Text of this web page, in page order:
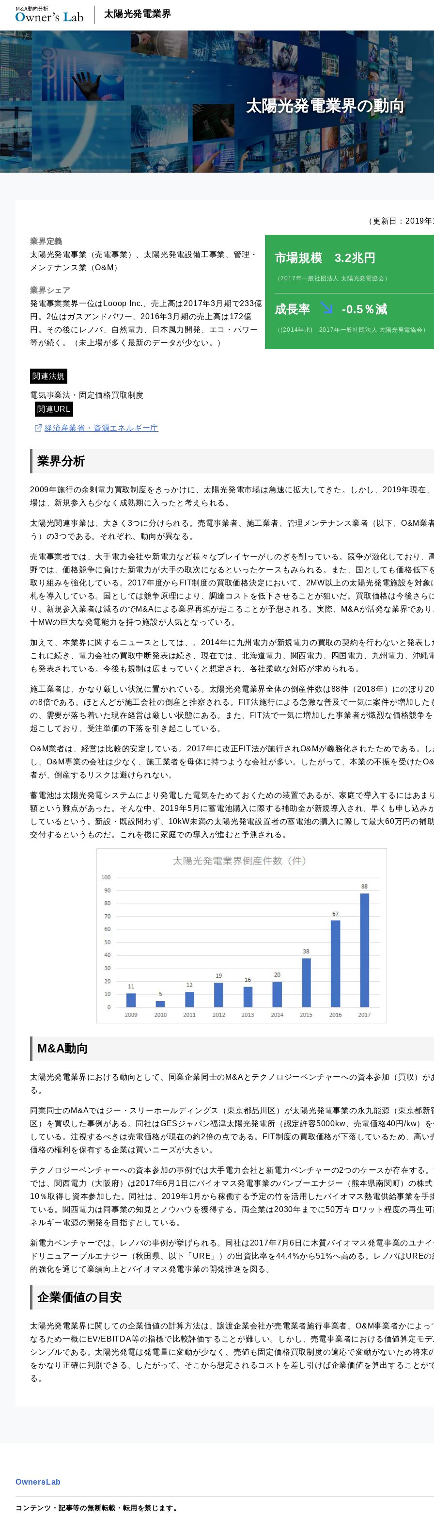
太陽光発電業界
太陽光発電業界の動向
（更新日：2019
業界定義
太陽光発電事業（売電事業）、太陽光発電設備工事業、管理・
メンテナンス業（O&M）
業界シェア
発電事業業界一位はLooop Inc.、売上高は2017年3月期で233億
円。2位はガスアンドパワー、2016年3月期の売上高は172億
円。その後にレノバ、自然電力、日本風力開発、エコ・パワー
等が続く。（未上場が多く最新のデータが少ない。）
市場規模 3.2兆円
（2017年一般社団法人 太陽光発電協会）
成長率 -0.5％減
（(2014年比) 2017年一般社団法人 太陽光発電協会）
関連法規
電気事業法・固定価格買取制度
関連URL
経済産業省・資源エネルギー庁
業界分析
2009年施行の余剰電力買取制度をきっかけに、太陽光発電市場は急速に拡大してきた。しかし、2019年現在
場は、新規参入も少なく成熟期に入ったと考えられる。
太陽光関連事業は、大きく3つに分けられる。売電事業者、施工業者、管理メンテナンス業者（以下、O&M業
う）の3つである。それぞれ、動向が異なる。
売電事業者では、大手電力会社や新電力など様々なプレイヤーがしのぎを削っている。競争が激化しており、
野では、価格競争に負けた新電力が大手の取次になるといったケースもみられる。また、国としても価格低下
取り組みを強化している。2017年度からFIT制度の買取価格決定において、2MW以上の太陽光発電施設を対象
札を導入している。国としては競争原理により、調達コストを低下させることが狙いだ。買取価格は今後さら
り、新規参入業者は減るのでM&Aによる業界再編が起こることが予想される。実際、M&Aが活発な業界であ
十MWの巨大な発電能力を持つ施設が人気となっている。
加えて、本業界に関するニュースとしては、。2014年に九州電力が新規電力の買取の契約を行わないと発表し
これに続き、電力会社の買取中断発表は続き、現在では、北海道電力、関西電力、四国電力、九州電力、沖縄
も発表されている。今後も規制は広まっていくと想定され、各社柔軟な対応が求められる。
施工業者は、かなり厳しい状況に置かれている。太陽光発電業界全体の倒産件数は88件（2018年）にのぼり
の8倍である。ほとんどが施工会社の倒産と推察される。FIT法施行による急激な普及で一気に案件が増加した
の、需要が落ち着いた現在経営は厳しい状態にある。また、FIT法で一気に増加した事業者が熾烈な価格競争
起こしており、受注単価の下落を引き起こしている。
O&M業者は、経営は比較的安定している。2017年に改正FIT法が施行されO&Mが義務化されたためである。し
し、O&M専業の会社は少なく、施工業者を母体に持つような会社が多い。したがって、本業の不振を受けた
者が、倒産するリスクは避けられない。
蓄電池は太陽光発電システムにより発電した電気をためておくための装置であるが、家庭で導入するにはあま
額という難点があった。そんな中、2019年5月に蓄電池購入に際する補助金が新規導入され、早くも申し込み
しているという。新設・既設問わず、10kW未満の太陽光発電設置者の蓄電池の購入に際して最大60万円の補
交付するというものだ。これを機に家庭での導入が進むと予測される。
M&A動向
太陽光発電業界における動向として、同業企業同士のM&Aとテクノロジーベンチャーへの資本参加（買収）が
る。
同業同士のM&Aではジー・スリーホールディングス（東京都品川区）が太陽光発電事業の永九能源（東京都新
区）を買収した事例がある。同社はGESジャパン福津太陽光発電所（認定許容5000kw、売電価格40円/kw）
している。注視するべきは売電価格が現在の約2倍の点である。FIT制度の買取価格が下落しているため、高い
価格の権利を保有する企業は買いニーズが大きい。
テクノロジーベンチャーへの資本参加の事例では大手電力会社と新電力ベンチャーの2つのケースが存在する
では、関西電力（大阪府）は2017年6月1日にバイオマス発電事業のバンブーエナジー（熊本県南関町）の株
10％取得し資本参加した。同社は、2019年1月から稼働する予定の竹を活用したバイオマス熱電供給事業を手
ている。関西電力は同事業の知見とノウハウを獲得する。両企業は2030年までに50万キロワット程度の再生
ネルギー電源の開発を目指すとしている。
新電力ベンチャーでは、レノバの事例が挙げられる。同社は2017年7月6日に木質バイオマス発電事業のユナ
ドリニュアーブルエナジー（秋田県、以下「URE」）の出資比率を44.4%から51%へ高める。レノバはUREの
的強化を通じて業績向上とバイオマス発電事業の開発推進を図る。
企業価値の目安
太陽光発電業界に関しての企業価値の計算方法は、譲渡企業会社が売電業者施行事業者、O&M事業者かによっ
なるため一概にEV/EBITDA等の指標で比較評価することが難しい。しかし、売電事業者における価値算定モ
シンプルである。太陽光発電は発電量に変動が少なく、売値も固定価格買取制度の適応で変動がないため将来
をかなり正確に判別できる。したがって、そこから想定されるコストを差し引けば企業価値を算出することが
る。
OwnersLab
コンテンツ・記事等の無断転載・転用を禁じます。